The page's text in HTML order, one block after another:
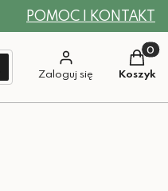
POMOC I KONTAKT
Zaloguj się Koszyk